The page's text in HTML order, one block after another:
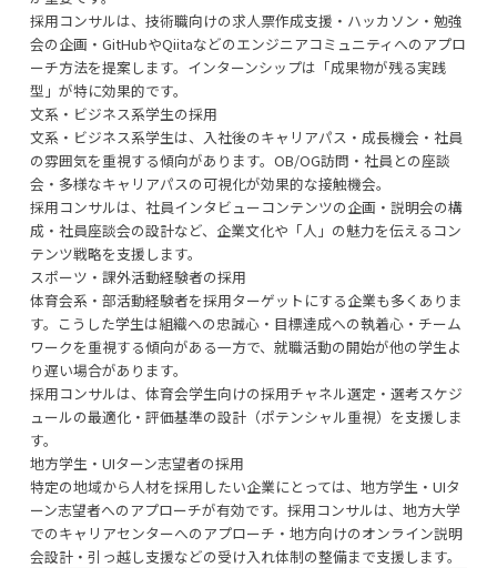
採用コンサルは、技術職向けの求人票作成支援・ハッカソン・勉強
会の企画・GitHubやQiitaなどのエンジニアコミュニティへのアプロ
ーチ方法を提案します。インターンシップは「成果物が残る実践
型」が特に効果的です。
文系・ビジネス系学生の採用
文系・ビジネス系学生は、入社後のキャリアパス・成長機会・社員
の雰囲気を重視する傾向があります。OB/OG訪問・社員との座談
会・多様なキャリアパスの可視化が効果的な接触機会。
採用コンサルは、社員インタビューコンテンツの企画・説明会の構
成・社員座談会の設計など、企業文化や「人」の魅力を伝えるコン
テンツ戦略を支援します。
スポーツ・課外活動経験者の採用
体育会系・部活動経験者を採用ターゲットにする企業も多くありま
す。こうした学生は組織への忠誠心・目標達成への執着心・チーム
ワークを重視する傾向がある一方で、就職活動の開始が他の学生よ
り遅い場合があります。
採用コンサルは、体育会学生向けの採用チャネル選定・選考スケジ
ュールの最適化・評価基準の設計（ポテンシャル重視）を支援しま
す。
地方学生・UIターン志望者の採用
特定の地域から人材を採用したい企業にとっては、地方学生・UIタ
ーン志望者へのアプローチが有効です。採用コンサルは、地方大学
でのキャリアセンターへのアプローチ・地方向けのオンライン説明
会設計・引っ越し支援などの受け入れ体制の整備まで支援します。